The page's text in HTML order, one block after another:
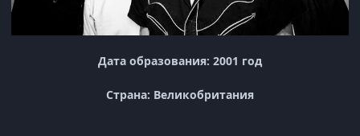
Дата образования: 2001 год
Страна: Великобритания